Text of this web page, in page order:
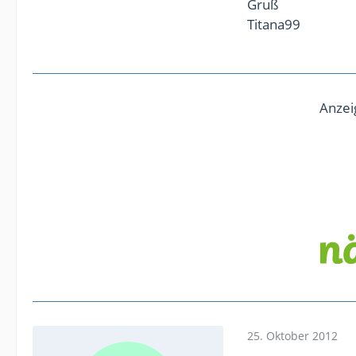
Gruß
Titana99
25. Oktober 2012